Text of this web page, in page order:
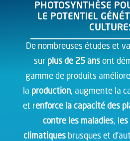
PHOTOSYNTHÈSE
LE POTENTIEL
De nombreuses études et
sur plus de 25 ansont
gamme de produits
la production, augmente la
et renforce la capacité des
contre les maladies, l es
climatiquesbrusques et